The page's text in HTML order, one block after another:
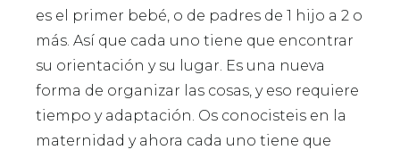
es el primer bebé, o de padres de 1 hijo a 2 o
más. Así que cada uno tiene que encontrar
su orientación y su lugar. Es una nueva
forma de organizar las cosas, y eso requiere
tiempo y adaptación. Os conocisteis en la
maternidad y ahora cada uno tiene que